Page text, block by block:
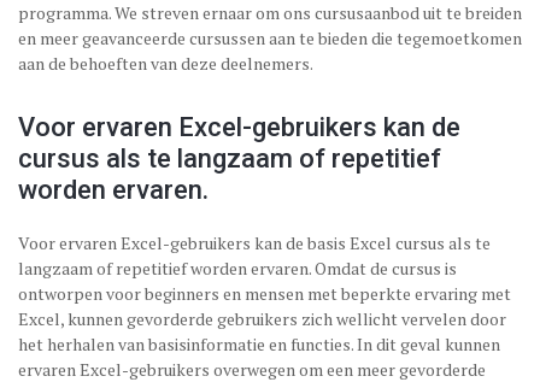
programma. We streven ernaar om ons cursusaanbod uit te breiden
en meer geavanceerde cursussen aan te bieden die tegemoetkomen
aan de behoeften van deze deelnemers.
Voor ervaren Excel-gebruikers kan de
cursus als te langzaam of repetitief
worden ervaren.
Voor ervaren Excel-gebruikers kan de basis Excel cursus als te
langzaam of repetitief worden ervaren. Omdat de cursus is
ontworpen voor beginners en mensen met beperkte ervaring met
Excel, kunnen gevorderde gebruikers zich wellicht vervelen door
het herhalen van basisinformatie en functies. In dit geval kunnen
ervaren Excel-gebruikers overwegen om een meer gevorderde